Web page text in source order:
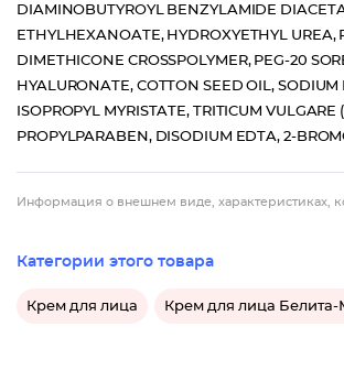
DIAMINOBUTYROYL BENZYLAMIDE
ETHYLHEXANOATE, HYDROXYETHYL
DIMETHICONE CROSSPOLYMER, PEG-20
HYALURONATE, COTTON SEED OIL,
ISOPROPYL MYRISTATE, TRITICUM
PROPYLPARABEN, DISODIUM EDTA, 2-
Информация о внешнем виде, характеристиках,
Категории этого товара
Крем для лица Крем для лица Белита-